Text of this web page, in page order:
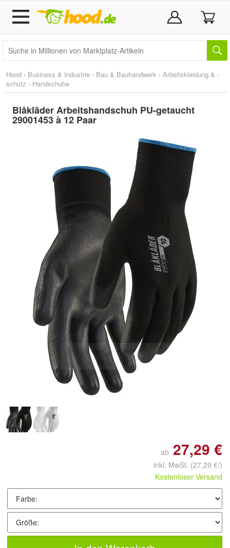
Hood › Business & Industrie › Bau & Bauhandwerk › Arbeitskleidung & -
schutz › Handschuhe
Blåkläder Arbeitshandschuh PU-getaucht
29001453 à 12 Paar
Doppelt antippen zum
vergrößern
ab 27,29 €
inkl. MwSt. (27,29 €/)
Kostenloser Versand